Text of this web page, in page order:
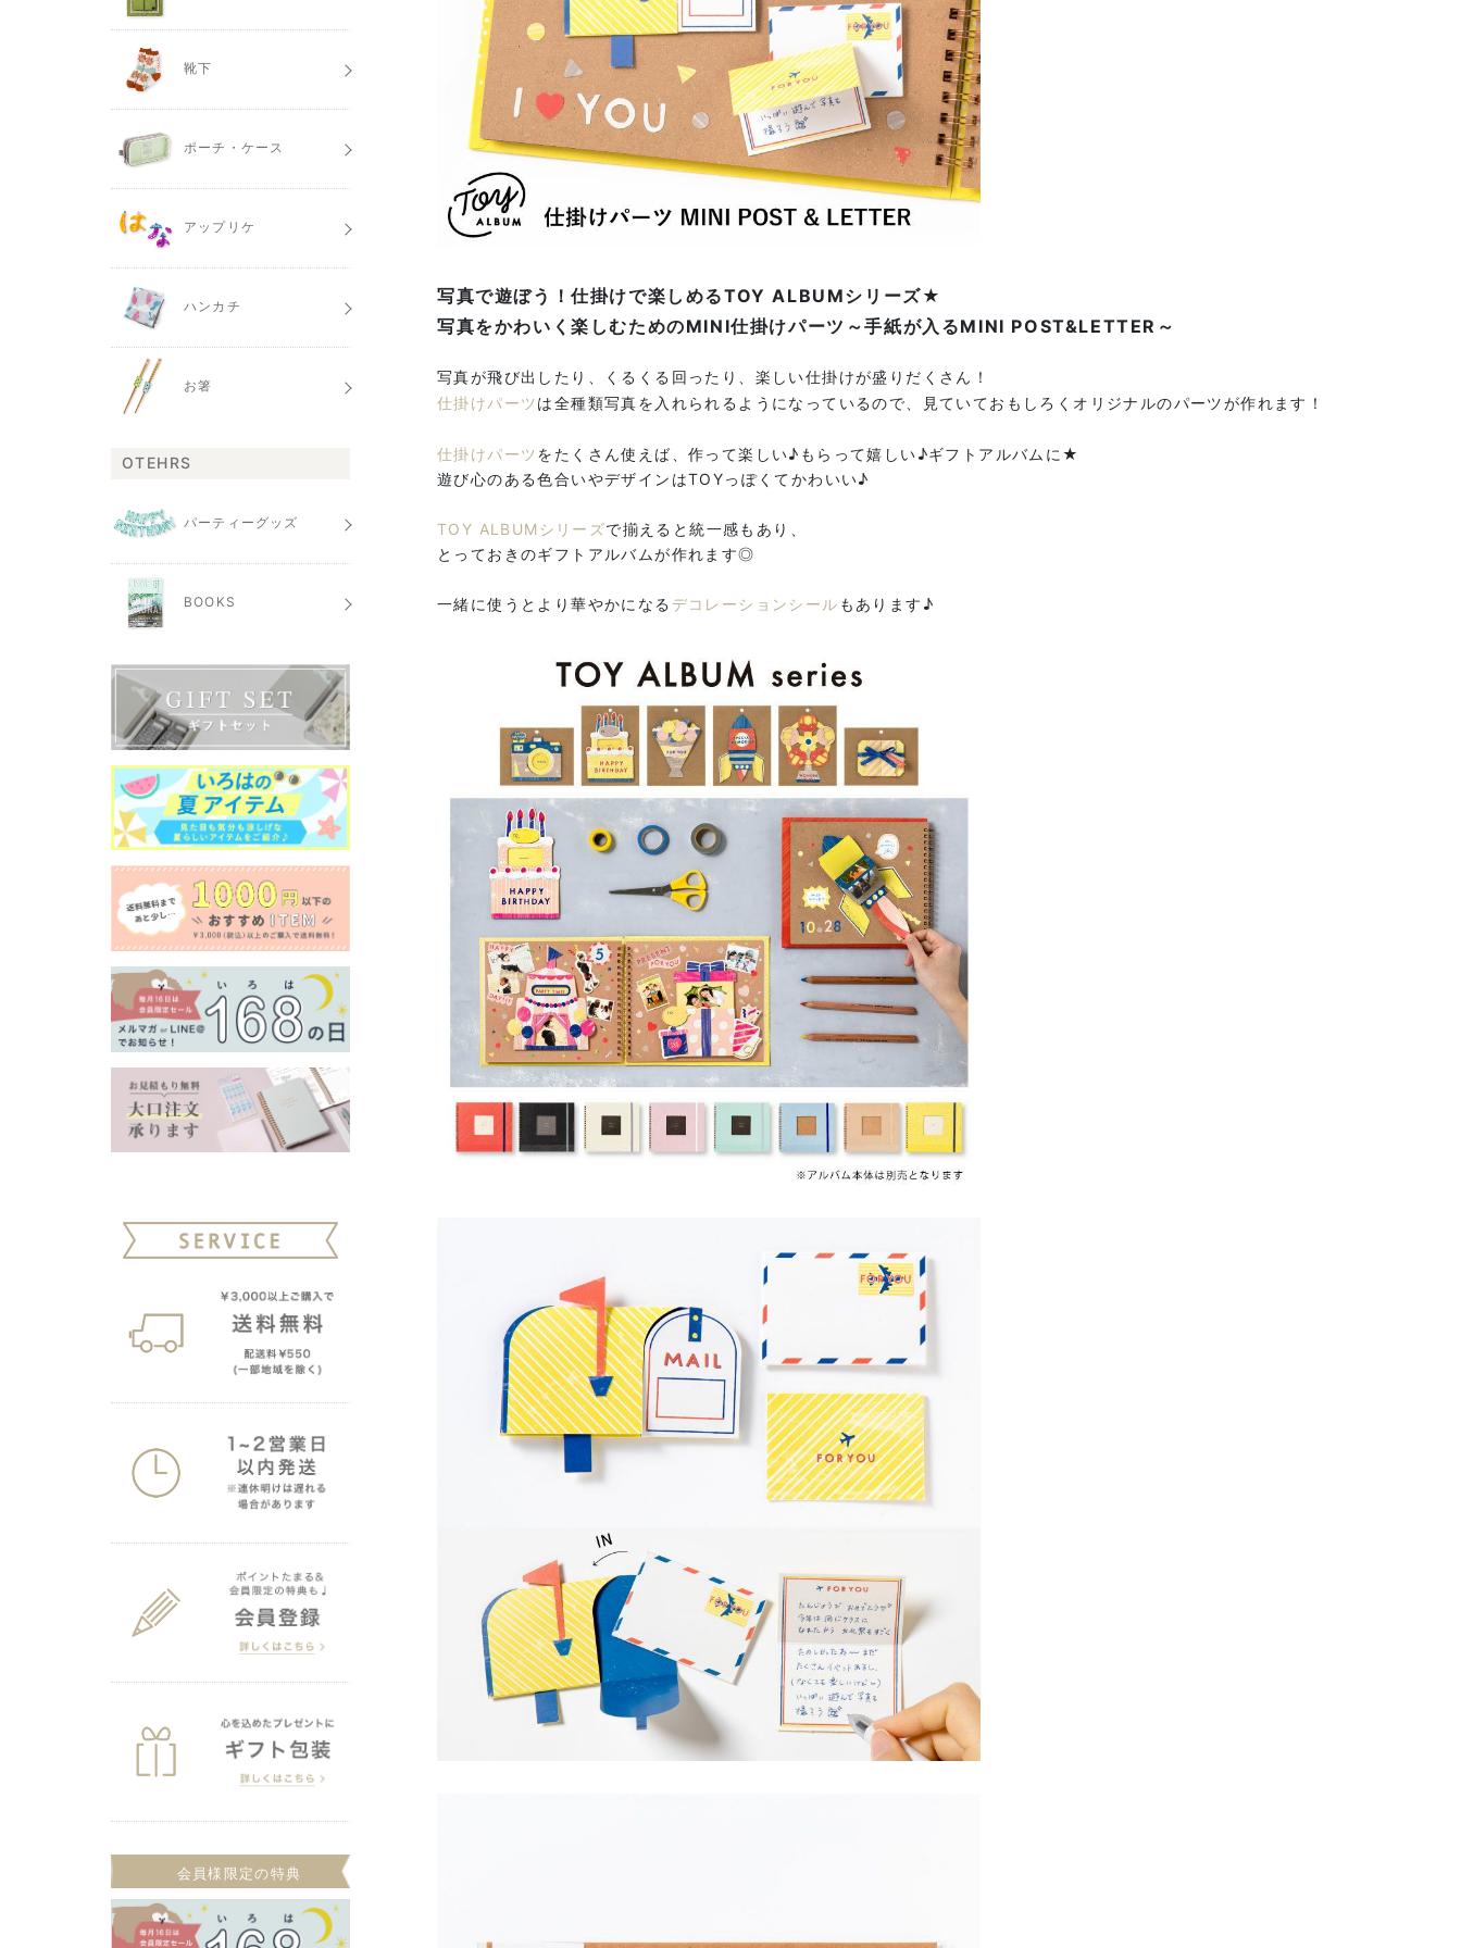
写真で遊ぼう！仕掛けで楽しめるTOY ALBUMシリーズ★
写真をかわいく楽しむためのMINI仕掛けパーツ～手紙が入るMINI POST&LETTER～
写真が飛び出したり、くるくる回ったり、楽しい仕掛けが盛りだくさん！
仕掛けパーツは全種類写真を入れられるようになっているので、見ていておもしろくオリジナルのパーツが作れます！
仕掛けパーツをたくさん使えば、作って楽しい♪もらって嬉しい♪ギフトアルバムに★
遊び心のある色合いやデザインはTOYっぽくてかわいい♪
TOY ALBUMシリーズで揃えると統一感もあり、
とっておきのギフトアルバムが作れます◎
一緒に使うとより華やかになる デコレーションシール もあります♪
靴下
ポーチ・ケース
アップリケ
ハンカチ
お箸
OTEHRS
パーティーグッズ
BOOKS
会員様限定の特典